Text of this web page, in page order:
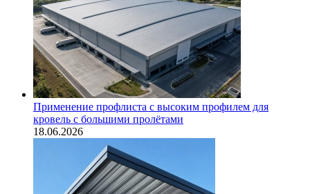
Применение профлиста с высоким профилем для
кровель с большими пролётами
18.06.2026